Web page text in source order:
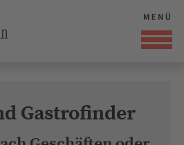
Gastrofinder